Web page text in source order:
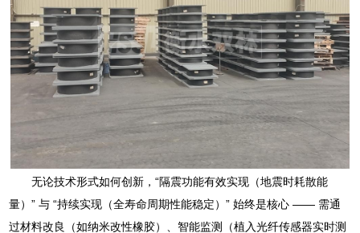
无论技术形式如何创新，“隔震功能有效实现（地震时耗散能
量）” 与 “持续实现（全寿命周期性能稳定）” 始终是核心 —— 需通
过材料改良（如纳米改性橡胶）、智能监测（植入光纤传感器实时测